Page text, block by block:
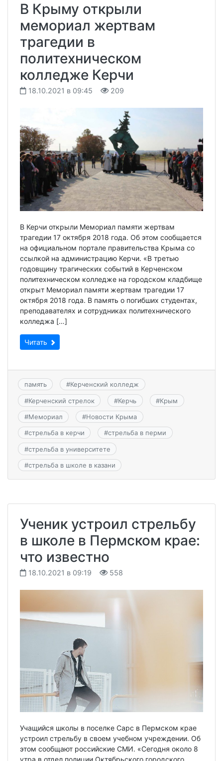
В Крыму открыли
мемориал жертвам
трагедии в
политехническом
колледже Керчи
18.10.2021 в 09:45 209
В Керчи открыли Мемориал памяти жертвам
трагедии 17 октября 2018 года. Об этом сообщается
на официальном портале правительства Крыма со
ссылкой на администрацию Керчи. «В третью
годовщину трагических событий в Керченском
политехническом колледже на городском кладбище
открыт Мемориал памяти жертвам трагедии 17
октября 2018 года. В память о погибших студентах,
преподавателях и сотрудниках политехнического
колледжа […]
Читать
память #Керченский колледж
#Керченский стрелок #Керчь #Крым
#Мемориал #Новости Крыма
#стрельба в керчи #стрельба в перми
#стрельба в университете
#стрельба в школе в казани
Ученик устроил стрельбу
в школе в Пермском крае:
что известно
18.10.2021 в 09:19 558
Учащийся школы в поселке Сарс в Пермском крае
устроил стрельбу в своем учебном учреждении. Об
этом сообщают российские СМИ. «Сегодня около 8
утра в отдел полиции Октябрьского городского